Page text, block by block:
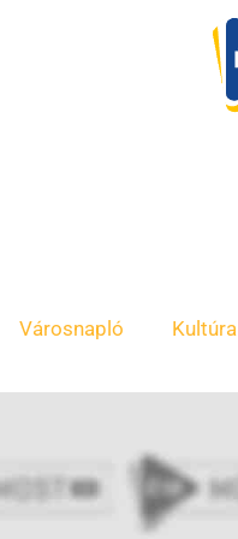
Városnapló Kultúra